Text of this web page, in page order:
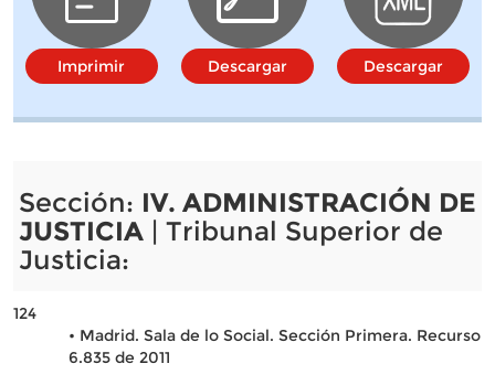
Imprimir Descargar Descargar
Sección: IV. ADMINISTRACIÓN DE
JUSTICIA| Tribunal Superior de
Justicia:
124
• Madrid. Sala de lo Social. Sección Primera. Recurso
6.835 de 2011